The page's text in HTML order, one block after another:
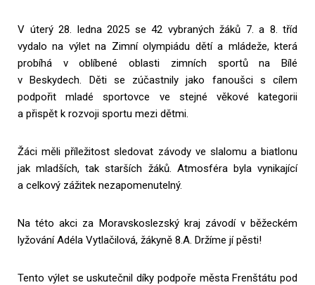
V úterý 28. ledna 2025 se 42 vybraných žáků 7. a 8. tříd
vydalo na výlet na Zimní olympiádu dětí a mládeže, která
probíhá v oblíbené oblasti zimních sportů na Bílé
v Beskydech. Děti se zúčastnily jako fanoušci s cílem
podpořit mladé sportovce ve stejné věkové kategorii
a přispět k rozvoji sportu mezi dětmi.
Žáci měli příležitost sledovat závody ve slalomu a biatlonu
jak mladších, tak starších žáků. Atmosféra byla vynikající
a celkový zážitek nezapomenutelný.
Na této akci za Moravskoslezský kraj závodí v běžeckém
lyžování Adéla Vytlačilová, žákyně 8.A. Držíme jí pěsti!
Tento výlet se uskutečnil díky podpoře města Frenštátu pod